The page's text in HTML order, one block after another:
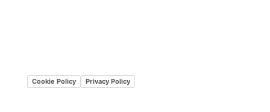
Cookie Policy Privacy Policy